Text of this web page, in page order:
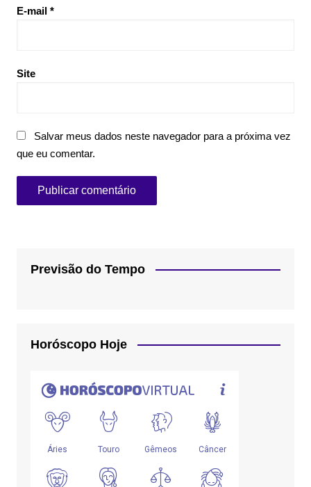
E-mail *
Site
Salvar meus dados neste navegador para a próxima vez
que eu comentar.
Previsão do Tempo
Horóscopo Hoje